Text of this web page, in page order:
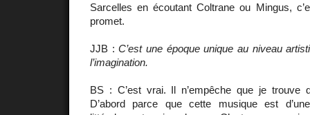
Sarcelles en écoutant Coltrane ou Mingus,
promet.
JJB :C’est une époque unique au niveau
l’imagination.
BS : C’est vrai. Il n’empêche que je
D’abord parce que cette musique est